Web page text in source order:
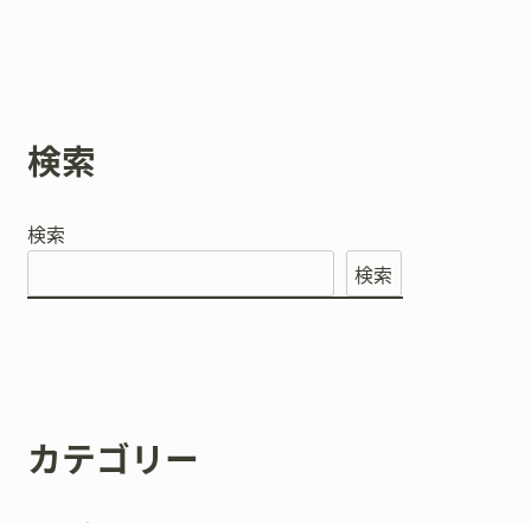
検索
検索
検索
カテゴリー